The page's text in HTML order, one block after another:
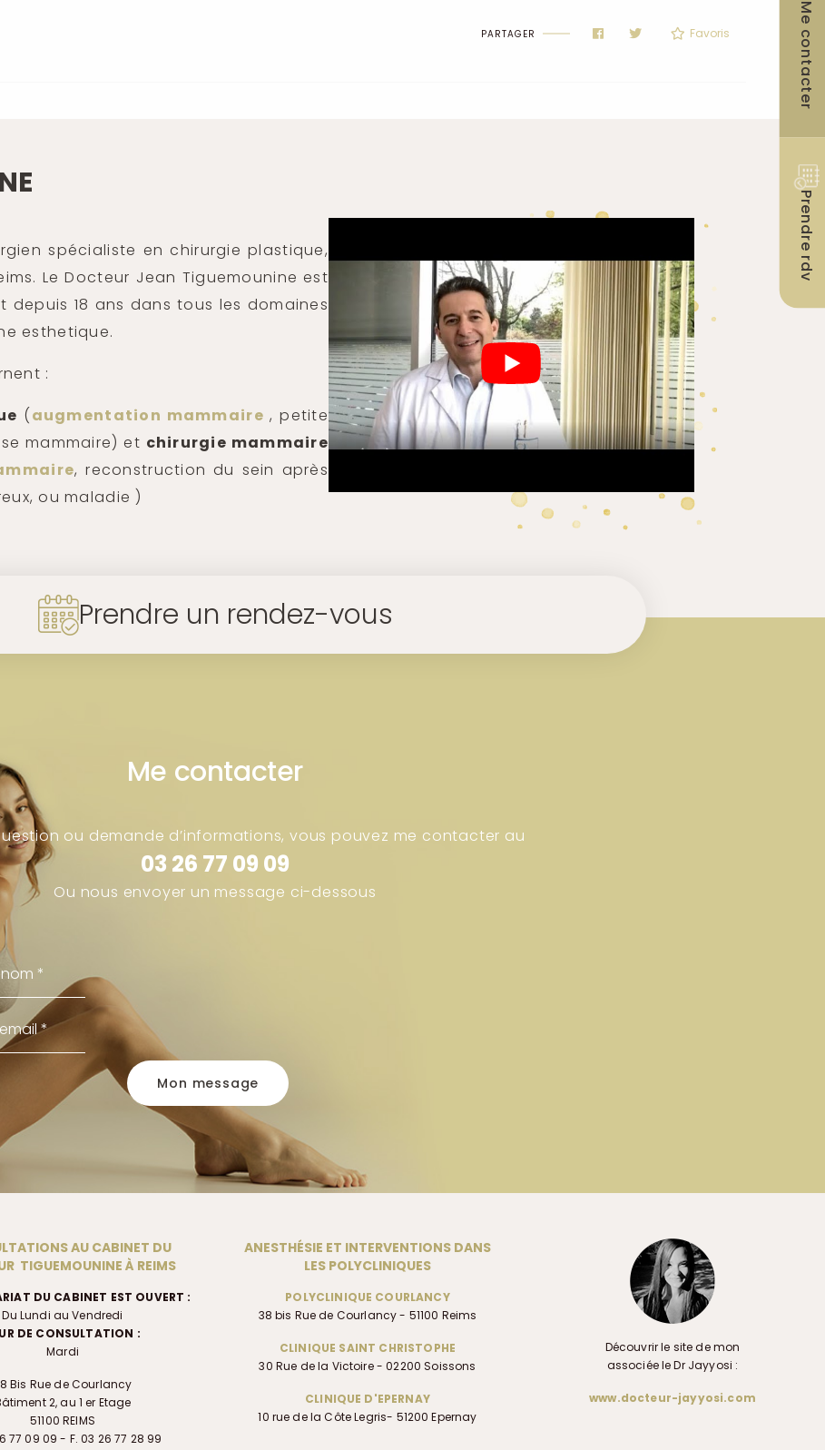
Me contacter
Prendre rdv
PARTAGER Favoris
spécialiste en chirurgie plastique,
Le Docteur Jean Tiguemounine est
depuis 18 ans dans tous les domaines
esthetique.
:
(augmentation mammaire , petite
mammaire) et chirurgie mammaire
, reconstruction du sein après
ou maladie )
Prendre un rendez-vous
Me contacter
ou demande d’informations, vous pouvez me contacter au
03 26 77 09 09
Ou nous envoyer un message ci-dessous
Mon message
AU CABINET DU
TIGUEMOUNINE À REIMS
DU CABINET EST OUVERT :
Du Lundi au Vendredi
DE CONSULTATION :
Mardi
Bis Rue de Courlancy
2, au 1 er Etage
51100 REIMS
77 09 09 - F. 03 26 77 28 99
ANESTHÉSIE ET INTERVENTIONS DANS
LES POLYCLINIQUES
POLYCLINIQUE COURLANCY
38 bis Rue de Courlancy - 51100 Reims
CLINIQUE SAINT CHRISTOPHE
30 Rue de la Victoire - 02200 Soissons
CLINIQUE D'EPERNAY
10 rue de la Côte Legris- 51200 Epernay
Découvrir le site de mon
associée le Dr Jayyosi :
www.docteur-jayyosi.com